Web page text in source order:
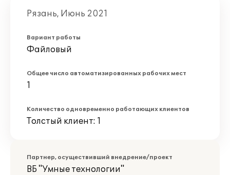
Рязань, Июнь 2021
Вариант работы
Файловый
Общее число автоматизированных рабочих мест
1
Количество одновременно работающих клиентов
Толстый клиент: 1
Партнер, осуществивший внедрение/проект
ВБ "Умные технологии"